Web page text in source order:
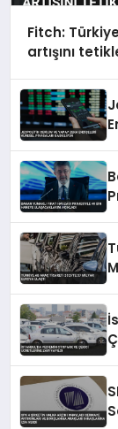
Fitch:
artışını